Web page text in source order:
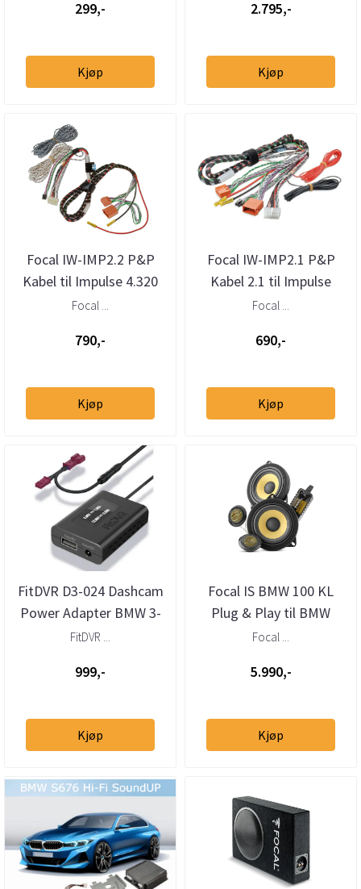
299,-
Kjøp
2.795,-
Kjøp
Focal IW-IMP2.2 P&P
Kabel til Impulse 4.320
ISUB TWIN
Focal ...
790,-
Kjøp
Focal IW-IMP2.1 P&P
Kabel 2.1 til Impulse
4.320
Focal ...
690,-
Kjøp
FitDVR D3-024 Dashcam
Power Adapter BMW 3-
pin
FitDVR ...
999,-
Kjøp
Focal IS BMW 100 KL
Plug & Play til BMW
Focal ...
5.990,-
Kjøp